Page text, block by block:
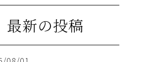
最新の投稿